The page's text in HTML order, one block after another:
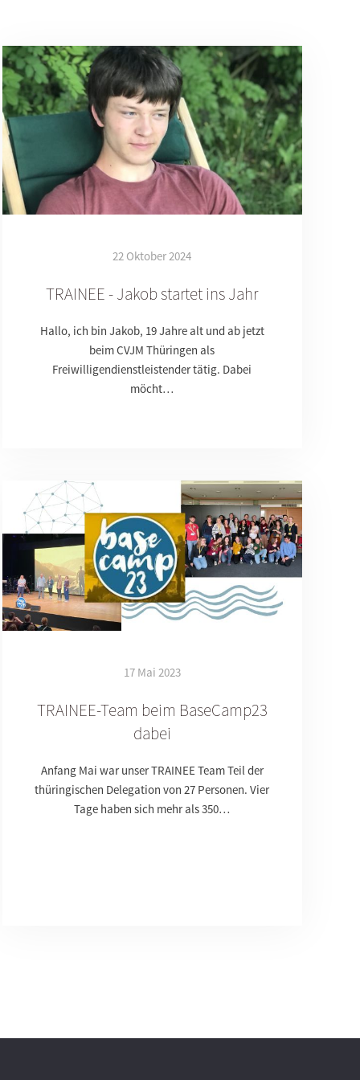
22 Oktober 2024
TRAINEE - Jakob startet ins Jahr
Hallo, ich bin Jakob, 19 Jahre alt und ab jetzt
beim CVJM Thüringen als
Freiwilligendienstleistender tätig. Dabei
möcht…
17 Mai 2023
TRAINEE-Team beim BaseCamp23
dabei
Anfang Mai war unser TRAINEE Team Teil der
thüringischen Delegation von 27 Personen. Vier
Tage haben sich mehr als 350…